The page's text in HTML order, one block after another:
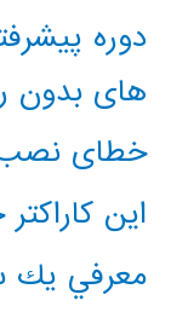
دوره
های بدون
خطای نصب
این کاراکتر
معرفي يك